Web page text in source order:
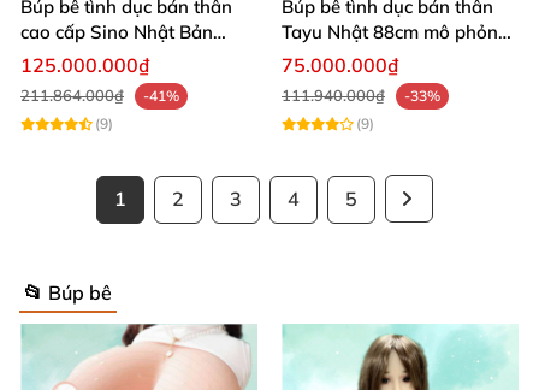
Búp bê tình dục bán thân
cao cấp Sino Nhật Bản
93cm siêu thực
125.000.000₫
211.864.000₫
-41%
(9)
Búp bê tình dục bán thân
Tayu Nhật 88cm mô phỏng
sống động thật
75.000.000₫
111.940.000₫
-33%
(9)
1 2 3 4 5
📂 Búp bê